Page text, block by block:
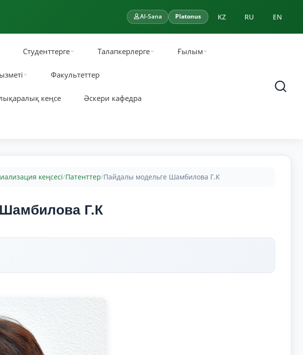
AI-Sana Platonus KZ RU EN
Студенттерге Талапкерлерге Ғылым
Факультеттер
кеңсе Әскери кафедра
кеңсесі/Патенттер/Пайдалы модельге Шамбилова Г.К
Г.К